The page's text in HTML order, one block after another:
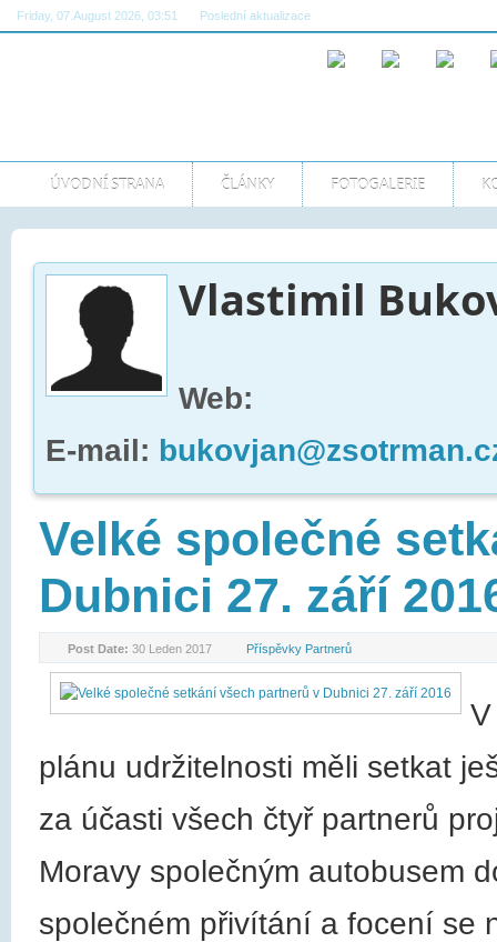
Friday, 07.August 2026, 03:51 Poslední aktualizace
ÚVODNÍ STRANA ČLÁNKY FOTOGALERIE
Vlastimil
Web:
E-mail:
Velké společné
Dubnici 27. září
Post Date: 30 Leden 2017 Příspěvky Partnerů
plánu udržitelnosti měli setkat
za účasti všech čtyř partnerů
Moravy společným autobusem
společném přivítání a focení se